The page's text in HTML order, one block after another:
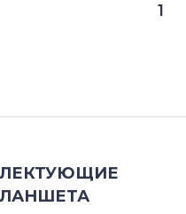
Satellite Pro L Series
1